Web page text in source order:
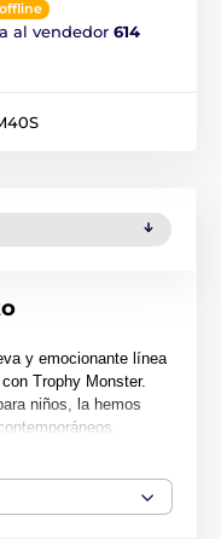
offline
al vendedor 614
y emocionante línea
Trophy Monster.
niños, la hemos
presenta una